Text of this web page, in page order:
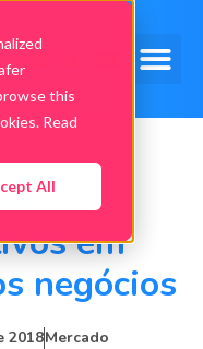
this
Read
All
em
negócios
2018Mercado